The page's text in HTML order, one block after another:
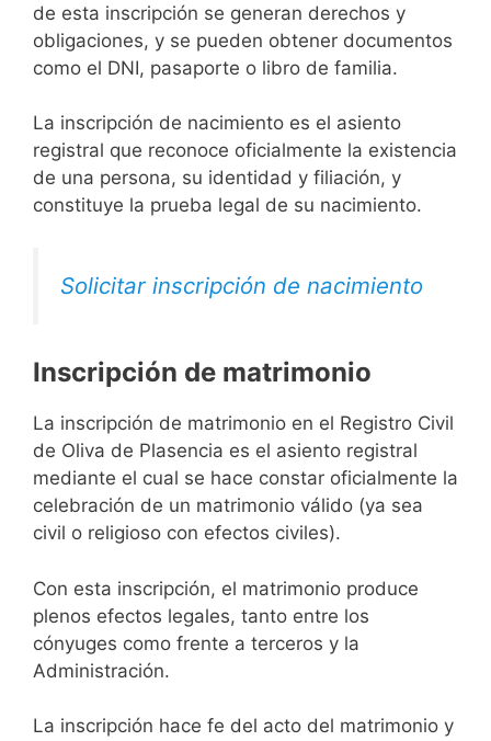
de esta inscripción se generan derechos y
obligaciones, y se pueden obtener documentos
como el DNI, pasaporte o libro de familia.
La inscripción de nacimiento es el asiento
registral que reconoce oficialmente la existencia
de una persona, su identidad y filiación, y
constituye la prueba legal de su nacimiento.
Solicitar inscripción de nacimiento
Inscripción de matrimonio
La inscripción de matrimonio en el Registro Civil
de Oliva de Plasencia es el asiento registral
mediante el cual se hace constar oficialmente la
celebración de un matrimonio válido (ya sea
civil o religioso con efectos civiles).
Con esta inscripción, el matrimonio produce
plenos efectos legales, tanto entre los
cónyuges como frente a terceros y la
Administración.
La inscripción hace fe del acto del matrimonio y